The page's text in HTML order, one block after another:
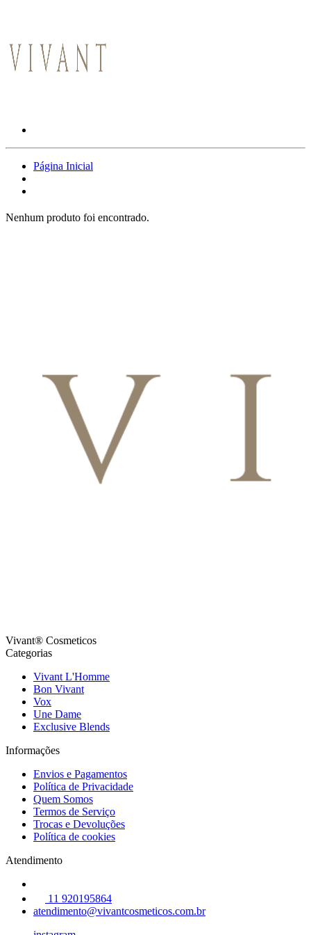
Página Inicial
Nenhum produto foi encontrado.
Vivant® Cosmeticos
Categorias
Vivant L'Homme
Bon Vivant
Vox
Une Dame
Exclusive Blends
Informações
Envios e Pagamentos
Política de Privacidade
Quem Somos
Termos de Serviço
Trocas e Devoluções
Política de cookies
Atendimento
11 920195864
atendimento@vivantcosmeticos.com.br